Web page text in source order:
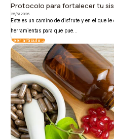
Protocolo para fortalecer tu
25/5/2026
Este es un camino de disfrute y en el que
herramientas para que pue...
Leer artículo